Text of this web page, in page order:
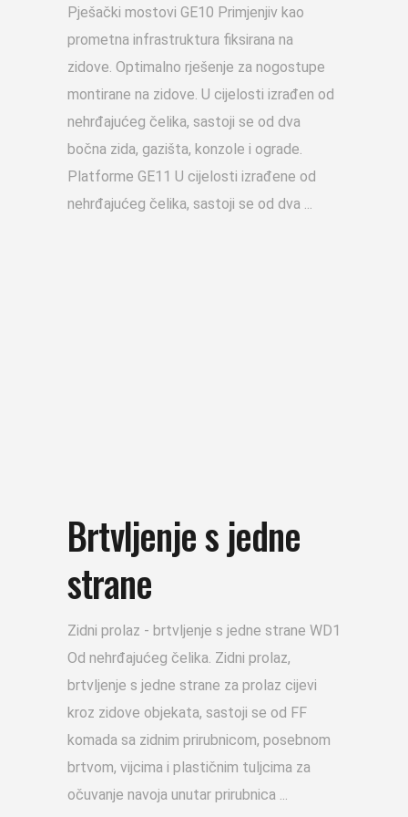
Pješački mostovi GE10 Primjenjiv kao
prometna infrastruktura fiksirana na
zidove. Optimalno rješenje za nogostupe
montirane na zidove. U cijelosti izrađen od
nehrđajućeg čelika, sastoji se od dva
bočna zida, gazišta, konzole i ograde.
Platforme GE11 U cijelosti izrađene od
nehrđajućeg čelika, sastoji se od dva
Brtvljenje s jedne
strane
Zidni prolaz - brtvljenje s jedne strane WD1
Od nehrđajućeg čelika. Zidni prolaz,
brtvljenje s jedne strane za prolaz cijevi
kroz zidove objekata, sastoji se od FF
komada sa zidnim prirubnicom, posebnom
brtvom, vijcima i plastičnim tuljcima za
očuvanje navoja unutar prirubnica